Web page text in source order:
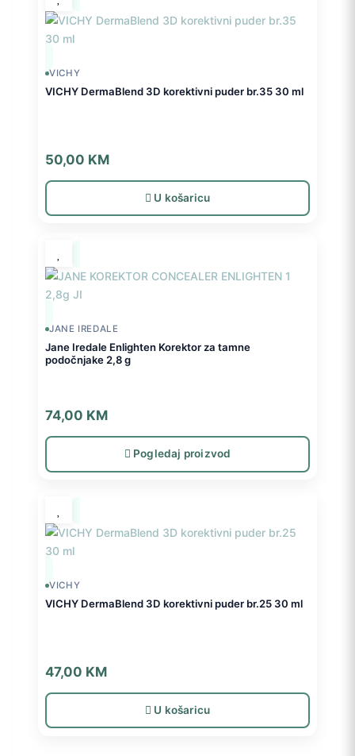
VICHY
VICHY DermaBlend 3D korektivni puder br.35 30 ml
50,00 KM
U košaricu
JANE IREDALE
Jane Iredale Enlighten Korektor za tamne
podočnjake 2,8 g
74,00 KM
Pogledaj proizvod
VICHY
VICHY DermaBlend 3D korektivni puder br.25 30 ml
47,00 KM
U košaricu